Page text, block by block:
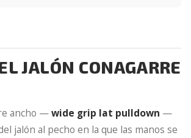
JALÓN CONAGARRE
ancho —wide grip lat pulldown —
jalón al pecho en la que las manos se